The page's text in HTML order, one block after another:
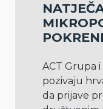
ACT Grupa
pozivaju
da prijave